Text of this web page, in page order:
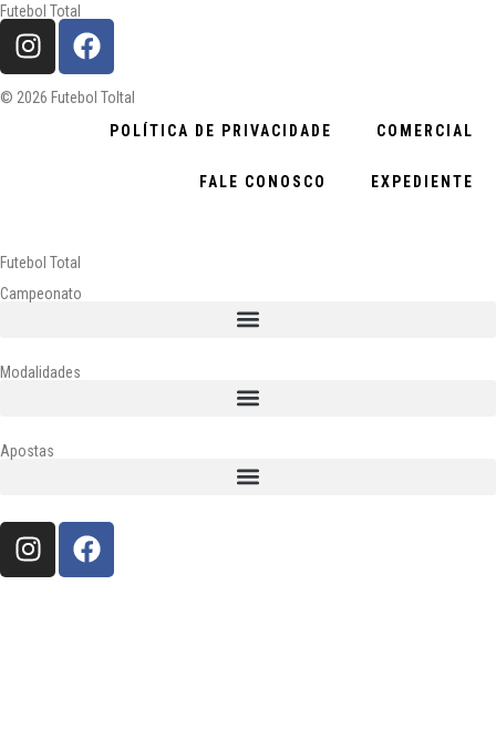
Futebol Total
© 2026 Futebol Toltal
POLÍTICA DE PRIVACIDADE
COMERCIAL
FALE CONOSCO EXPEDIENTE
Futebol Total
Campeonato
Modalidades
Apostas